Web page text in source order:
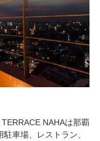
NAHAは那覇
車場、レストラン、